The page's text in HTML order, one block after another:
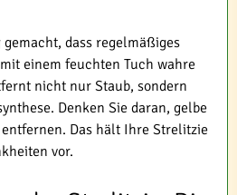
dass regelmäßiges
einem feuchten Tuch wahre
nicht nur Staub, sondern
Denken Sie daran, gelbe
Das hält Ihre Strelitzie
vor.